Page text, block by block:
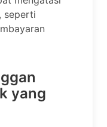
seperti
yang